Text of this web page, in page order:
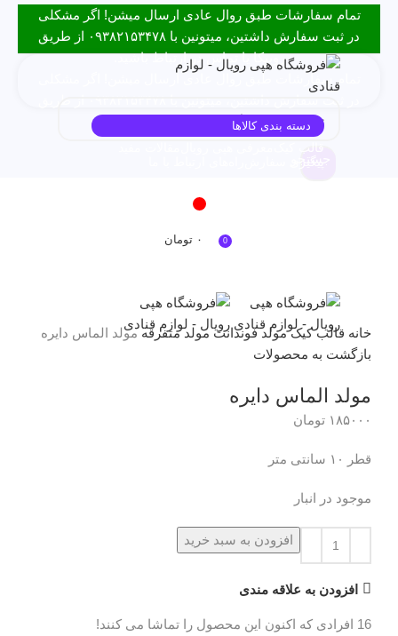
تمام سفارشات طبق روال عادی ارسال میشن! اگر مشکلی
در ثبت سفارش داشتین، میتونین با ۰۹۳۸۲۱۵۳۴۷۸ از طریق
روبیکا یا تماس در ارتباط باشید.
تمام سفارشات طبق روال عادی ارسال میشن! اگر مشکلی
روبیکا یا تماس در ارتباط باشید.
0 ۰ تومان
دسته بندی کالاها
خانه قالب کیکمولد فوندانتمولد متفرقهمولد الماس دایره
بازگشت به محصولات
مولد الماس دایره
۱۸۵۰۰۰ تومان
قطر ۱۰ سانتی متر
موجود در انبار
افزودن به سبد خرید
افزودن به علاقه مندی
16 افرادی که اکنون این محصول را تماشا می کنند!